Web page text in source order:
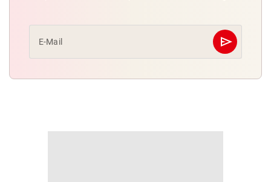
E-Mail send
Abschicken